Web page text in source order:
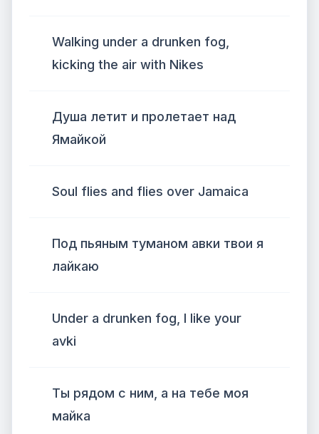
Walking under a drunken fog,
kicking the air with Nikes
Душа летит и пролетает над
Ямайкой
Soul flies and flies over Jamaica
Под пьяным туманом авки твои я
лайкаю
Under a drunken fog, I like your
avki
Ты рядом с ним, а на тебе моя
майка